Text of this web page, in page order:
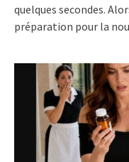
quelques secondes.
préparation pour la